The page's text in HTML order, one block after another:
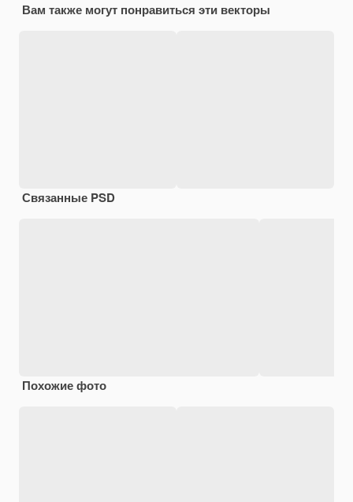
Вам также могут понравиться эти векторы
Связанные PSD
Похожие фото